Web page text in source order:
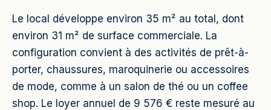
Le local développe environ 35 m² au total, dont
environ 31 m² de surface commerciale. La
configuration convient à des activités de prêt-à-
porter, chaussures, maroquinerie ou accessoires
de mode, comme à un salon de thé ou un coffee
shop. Le loyer annuel de 9 576 € reste mesuré au